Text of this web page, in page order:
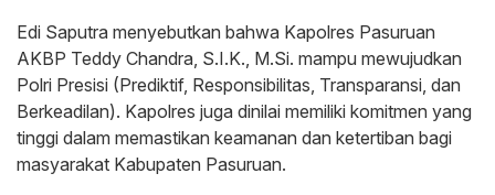
Edi Saputra menyebutkan bahwa Kapolres Pasuruan
AKBP Teddy Chandra, S.I.K., M.Si. mampu mewujudkan
Polri Presisi (Prediktif, Responsibilitas, Transparansi, dan
Berkeadilan). Kapolres juga dinilai memiliki komitmen yang
tinggi dalam memastikan keamanan dan ketertiban bagi
masyarakat Kabupaten Pasuruan.